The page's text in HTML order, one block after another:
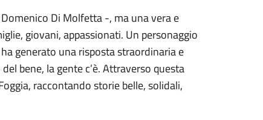
Di Molfetta -, ma una vera e
giovani, appassionati. Un personaggio
generato una risposta straordinaria e
bene, la gente c’è. Attraverso questa
raccontando storie belle, solidali,